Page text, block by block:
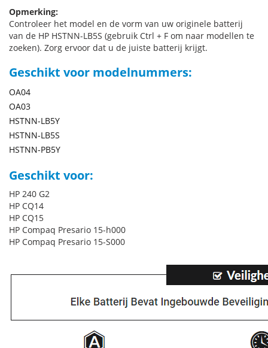
Opmerking:
Controleer het model en de vorm van uw originele batterij
van de HP HSTNN-LB5S (gebruik Ctrl + F om naar modellen te
zoeken). Zorg ervoor dat u de juiste batterij krijgt.
Geschikt voor modelnummers:
OA04
OA03
HSTNN-LB5Y
HSTNN-LB5S
HSTNN-PB5Y
Geschikt voor:
HP 240 G2
HP CQ14
HP CQ15
HP Compaq Presario 15-h000
HP Compaq Presario 15-S000